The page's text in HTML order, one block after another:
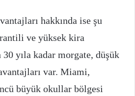
hakkında ise şu
ve yüksek kira
30 yıla kadar morgate, düşük
var. Miami,
büyük okullar bölgesi